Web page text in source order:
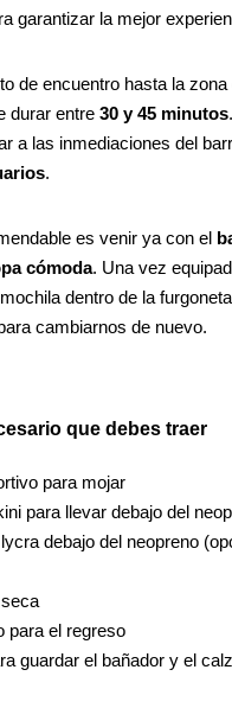
garantizar la mejor
de encuentro hasta la
durar entre 30 y 45 minutos
a las inmediaciones del
.
es venir ya con el
cómoda. Una vez
dentro de la
cambiarnos de nuevo.
que debes traer
para mojar
para llevar debajo del
debajo del neopreno
para el regreso
guardar el bañador y el